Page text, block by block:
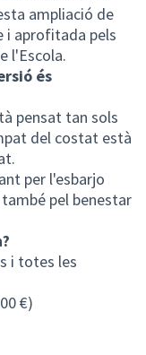
ampliació de
i aprofitada pels
l'Escola.
és
pensat tan sols
del costat està
per l'esbarjo
pel benestar
i totes les
€)